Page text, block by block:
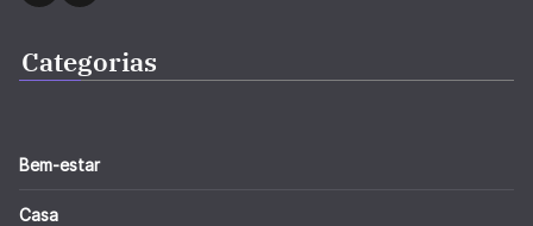
Categorias
Bem-estar
Casa